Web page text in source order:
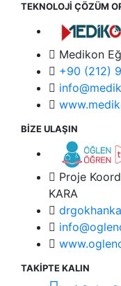
TEKNOLOJİ ÇÖZÜM
Medikon
+90 (212)
BİZE ULAŞIN
Proje
KARA
TAKİPTE KALIN